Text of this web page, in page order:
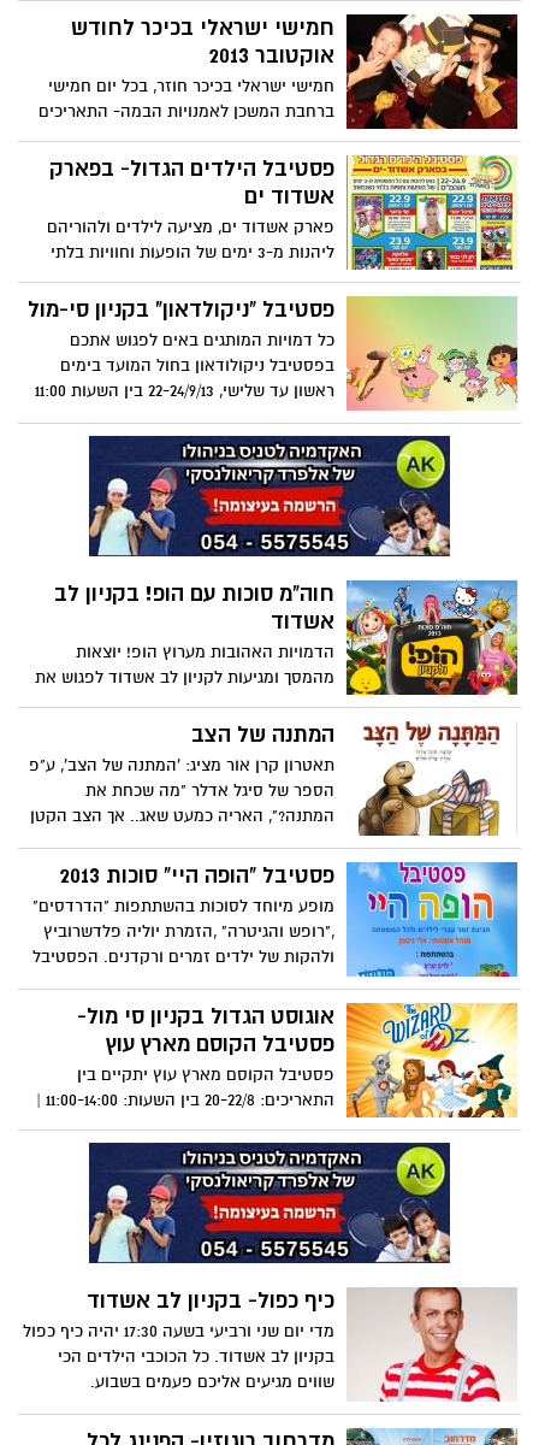
אשדוד, מגוון הופעות, סדנאות ופעילויות לכל
המשפחה. בקניון יתארחו כוכבי הילדים
האהובים עם מיטב הופעות מרתקות
שמתאימות לכל המשפחה.
חמישי ישראלי בכיכר לחודש
אוקטובר 2013
חמישי ישראלי בכיכר חוזר, בכל יום חמישי
ברחבת המשכן לאמנויות הבמה- התאריכים
המדויקים הם 3 באוקטובר ו-10 באוקטובר.
הקהל הרחב מוזמן להגיע הכניסה חופשית.
פסטיבל הילדים הגדול- בפארק
אשדוד ים
פארק אשדוד ים, מציעה לילדים ולהוריהם
ליהנות מ-3 ימים של הופעות וחוויות בלתי
נשכחות יחד עם הכוכבים הגדולים כמו: מיכל
ינאי, שי ורועי,דון לני גבאי, מיכל צפיר.
פסטיבל "ניקולדאון" בקניון סי-מול
כל דמויות המותגים באים לפגוש אתכם
בפסטיבל ניקולודאון בחול המועד בימים
ראשון עד שלישי, 22-24/9/13 בין השעות 11:00
מתחמים יוקמו בקומת המזון הכוללים
הפעלות וסדנאות יצירה מדליקות.
חוה"מ סוכות עם הופ! בקניון לב
אשדוד
הדמויות האהובות מערוץ הופ! יוצאות
מהמסך ומגיעות לקניון לב אשדוד לפגוש את
הילדים במופעים חדשים ומקוריים "הלו
קיטי", "רחוב סומסום", "סדנת היצירה של
ייערכו בין התאריכים:22.9-24.9
המתנה של הצב
תאטרון קרן אור מציג: 'המתנה של הצב', ע"פ
הספר של סיגל אדלר "מה שכחת את
המתנה?", האריה כמעט שאג.. אך הצב הקטן
החיות מתנה מהממת.. וגם לימד אותו
מוסיקה ותלבושות ובשיתוף הילדים. ביום
ראשון 1/9/13 בשעה 17:00 כניסה חופשית!
פסטיבל "הופה היי" סוכות 2013
מופע מיוחד לסוכות בהשתתפות "הדרדסים"
,"רופש והגיטרה" ,הזמרת יוליה פלדשרוביץ
ולהקות של ילדים זמרים ורקדנים. הפסטיבל
נעים לתרבות באשדוד.
אוגוסט הגדול בקניון סי מול-
פסטיבל הקוסם מארץ עוץ
פסטיבל הקוסם מארץ עוץ יתקיים בין
התאריכים: 20-22/8 בין השעות: 11:00-14:00 |
16:00-19:00 בקומת המזון המהיר הממוזגת,
בפסטיבל תפגשו את כל הדמויות האהובות :
דורותי, איש הפח ואפילו את המכשפה...
כיף כפול- בקניון לב אשדוד
מדי יום שני ורביעי בשעה 17:30 יהיה כיף כפול
בקניון לב אשדוד. כל הכוכבי הילדים הכי
שווים מגיעים אליכם פעמים בשבוע.